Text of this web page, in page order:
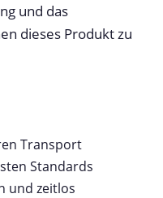
und das
dieses Produkt zu
Transport
Standards
und zeitlos